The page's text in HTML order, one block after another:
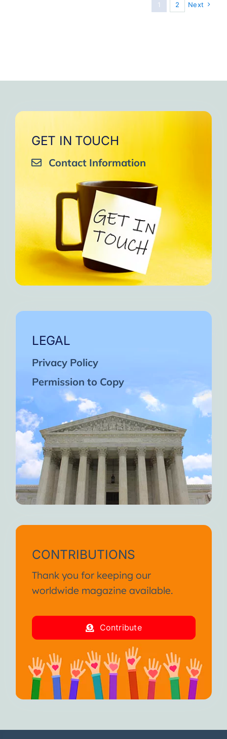
1 2 Next
GET IN TOUCH
Contact Information
LEGAL
Privacy Policy
Permission to Copy
CONTRIBUTIONS
Thank you for keeping our
worldwide magazine available.
Contribute